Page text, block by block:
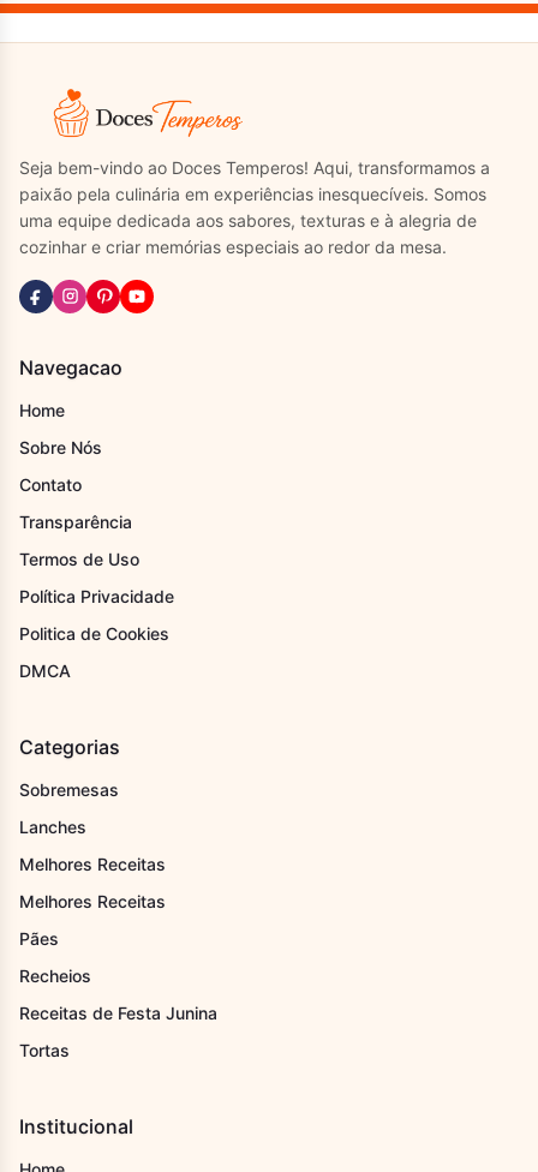
Seja bem-vindo ao Doces Temperos! Aqui, transformamos a
paixão pela culinária em experiências inesquecíveis. Somos
uma equipe dedicada aos sabores, texturas e à alegria de
cozinhar e criar memórias especiais ao redor da mesa.
Navegacao
Home
Sobre Nós
Contato
Transparência
Termos de Uso
Política Privacidade
Politica de Cookies
DMCA
Categorias
Sobremesas
Lanches
Melhores Receitas
Melhores Receitas
Pães
Recheios
Receitas de Festa Junina
Tortas
Institucional